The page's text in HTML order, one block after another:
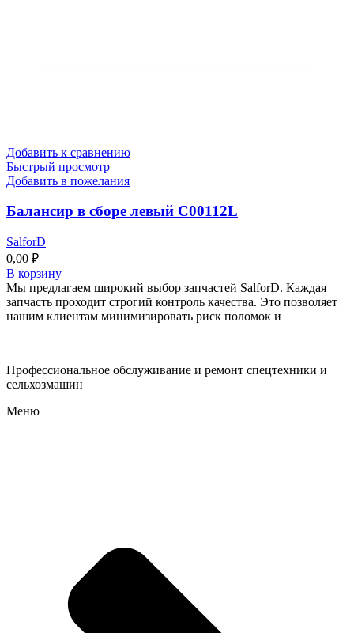
Добавить к сравнению
Быстрый просмотр
Добавить в пожелания
Балансир в сборе левый C00112L
SalforD
0,00 ₽
В корзину
Мы предлагаем широкий выбор запчастей SalforD. Каждая
запчасть проходит строгий контроль качества. Это позволяет
нашим клиентам минимизировать риск поломок и
Профессиональное обслуживание и ремонт спецтехники и
сельхозмашин
Меню